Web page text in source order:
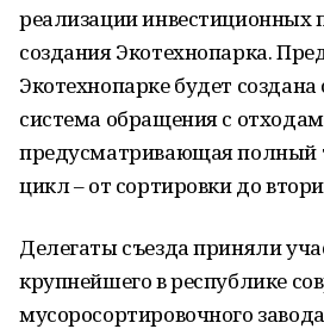
реализации инвестиционных
создания Экотехнопарка.
Экотехнопарке будет
система обращения с
предусматривающая полный
цикл – от сортировки до
Делегаты съезда приняли
крупнейшего в республике
мусоросортировочного